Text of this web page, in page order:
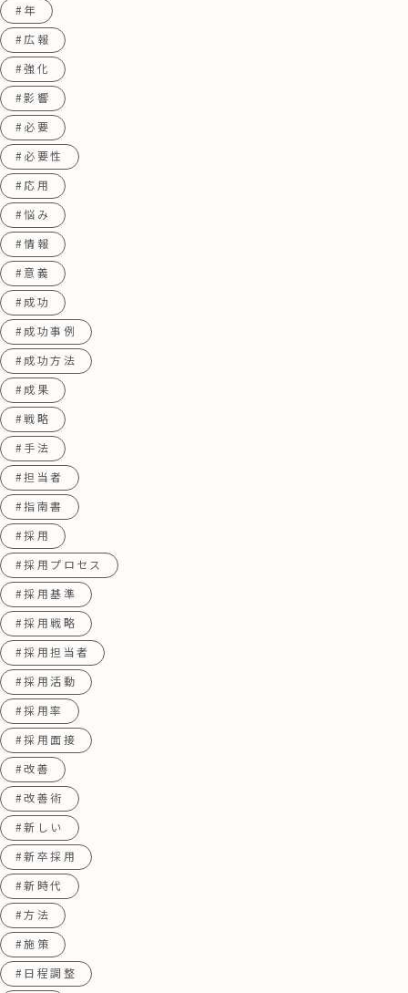
#年
#広報
#強化
#影響
#必要
#必要性
#応用
#悩み
#情報
#意義
#成功
#成功事例
#成功方法
#成果
#戦略
#手法
#担当者
#指南書
#採用
#採用プロセス
#採用基準
#採用戦略
#採用担当者
#採用活動
#採用率
#採用面接
#改善
#改善術
#新しい
#新卒採用
#新時代
#方法
#施策
#日程調整